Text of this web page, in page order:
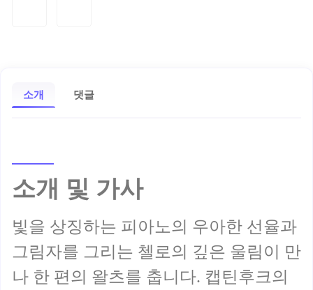
소개 댓글
소개 및 가사
빛을 상징하는 피아노의 우아한 선율과
그림자를 그리는 첼로의 깊은 울림이 만
나 한 편의 왈츠를 춥니다. 캡틴후크의